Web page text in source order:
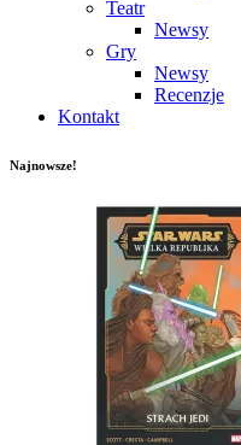
Teatr
Newsy
Gry
Newsy
Recenzje
Kontakt
Najnowsze!